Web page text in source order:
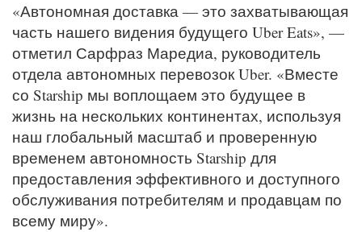
«Автономная доставка — это захватывающая
часть нашего видения будущего Uber Eats», —
отметил Сарфраз Маредиа, руководитель
отдела автономных перевозок Uber. «Вместе
со Starship мы воплощаем это будущее в
жизнь на нескольких континентах, используя
наш глобальный масштаб и проверенную
временем автономность Starship для
предоставления эффективного и доступного
обслуживания потребителям и продавцам по
всему миру».